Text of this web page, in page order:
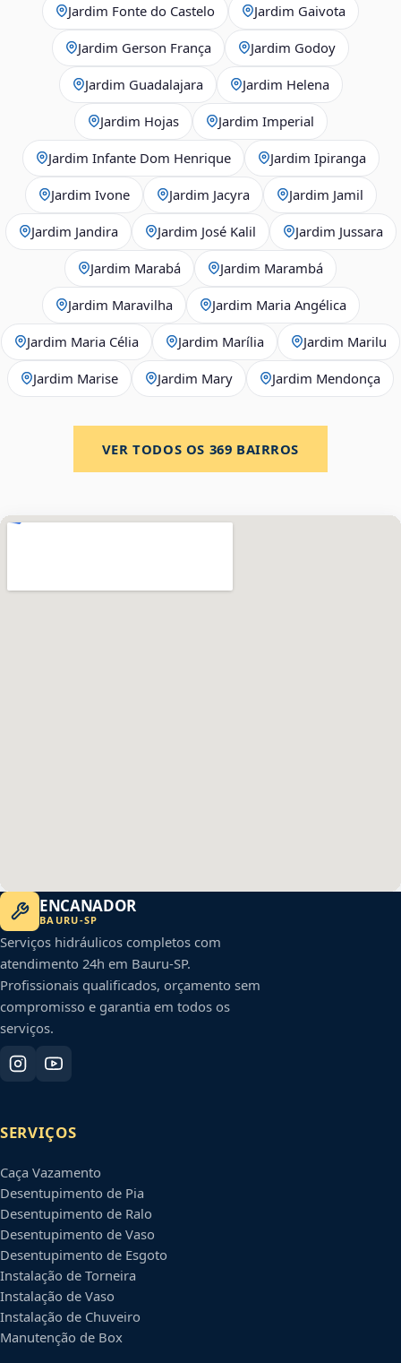
Jardim Fonte do Castelo Jardim Gaivota
Jardim Gerson França Jardim Godoy
Jardim Guadalajara Jardim Helena
Jardim Hojas Jardim Imperial
Jardim Infante Dom Henrique Jardim Ipiranga
Jardim Ivone Jardim Jacyra Jardim Jamil
Jardim Jandira Jardim José Kalil Jardim Jussara
Jardim Marabá Jardim Marambá
Jardim Maravilha Jardim Maria Angélica
Jardim Maria Célia Jardim Marília Jardim Marilu
Jardim Marise Jardim Mary Jardim Mendonça
VER TODOS OS 369 BAIRROS
ENCANADOR
BAURU-SP
Serviços hidráulicos completos com
atendimento 24h em Bauru-SP.
Profissionais qualificados, orçamento sem
compromisso e garantia em todos os
serviços.
SERVIÇOS
Caça Vazamento
Desentupimento de Pia
Desentupimento de Ralo
Desentupimento de Vaso
Desentupimento de Esgoto
Instalação de Torneira
Instalação de Vaso
Instalação de Chuveiro
Manutenção de Box